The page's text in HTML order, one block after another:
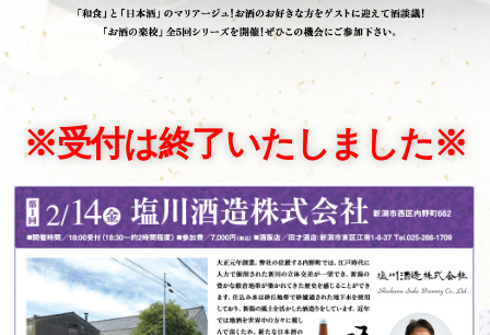
※受付は終了いたしました※